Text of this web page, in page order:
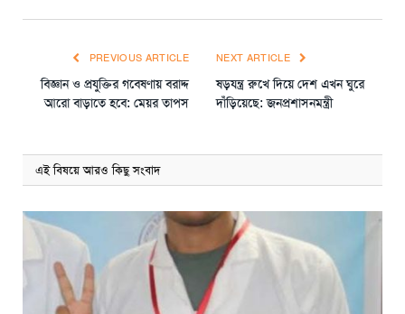
PREVIOUS ARTICLE
বিজ্ঞান ও প্রযুক্তির গবেষণায় বরাদ্দ
আরো বাড়াতে হবে: মেয়র তাপস
NEXT ARTICLE
ষড়যন্ত্র রুখে দিয়ে দেশ এখন ঘুরে
দাঁড়িয়েছে: জনপ্রশাসনমন্ত্রী
এই বিষয়ে আরও কিছু সংবাদ